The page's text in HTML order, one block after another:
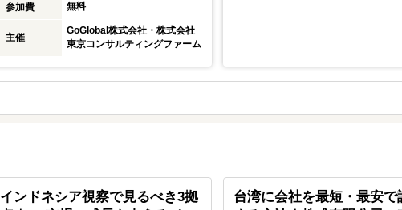
参加費 無料
主催
GoGlobal株式会社・株式会社
東京コンサルティングファーム
インドネシア視察で見るべき3拠
台湾に会社を最短・最安で